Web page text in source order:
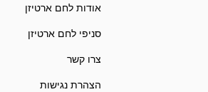
אודות לחם ארטיזן
סניפי לחם ארטיזן
צרו קשר
הצהרת נגישות